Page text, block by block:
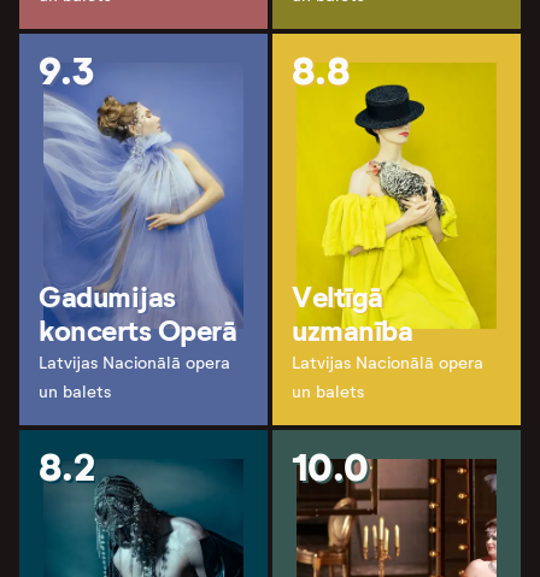
9.3
Gadumijas
koncerts Operā
Latvijas Nacionālā opera
un balets
8.8
Veltīgā
uzmanība
Latvijas Nacionālā opera
un balets
8.2 10.0